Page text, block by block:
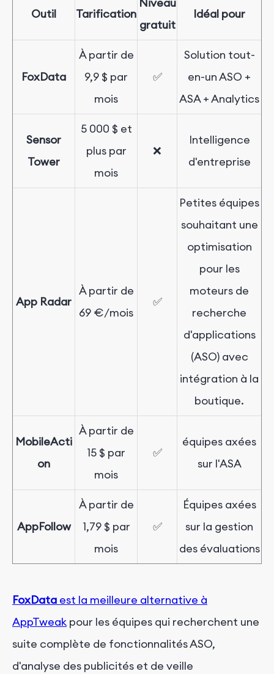
Outil Tarification
Niveau
gratuit
Idéal pour
FoxData
À partir de
9,9 $ par
mois
✅
Solution tout-
en-un ASO +
ASA + Analytics
Sensor
Tower
5 000 $ et
plus par
mois
❌
Intelligence
d'entreprise
App Radar
À partir de
69 €/mois
✅
Petites équipes
souhaitant une
optimisation
pour les
moteurs de
recherche
d'applications
(ASO) avec
intégration à la
boutique.
MobileActi
on
À partir de
15 $ par
mois
✅
équipes axées
sur l'ASA
AppFollow
À partir de
1,79 $ par
mois
✅
Équipes axées
sur la gestion
des évaluations
FoxData est la meilleure alternative à
AppTweak pour les équipes qui recherchent une
suite complète de fonctionnalités ASO,
d'analyse des publicités et de veille